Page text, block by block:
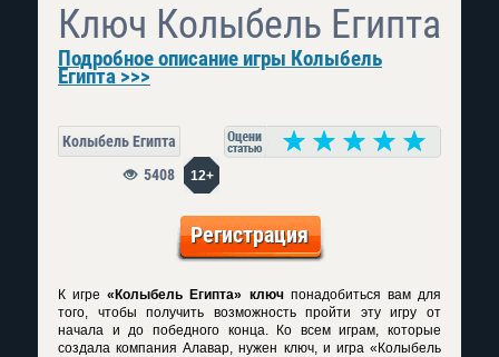
Ключ Колыбель Египта
Подробное описание игры Колыбель
Египта >>>
Колыбель Египта
12+
5408
Регистрация
К игре«Колыбель Египта» ключпонадобиться вам для
того, чтобы получить возможность пройти эту игру от
начала и до победного конца. Ко всем играм, которые
создала компания Алавар, нужен ключ, и игра «Колыбель